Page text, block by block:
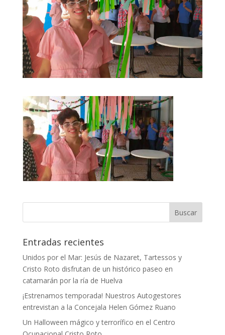
Entradas recientes
Unidos por el Mar: Jesús de Nazaret, Tartessos y
Cristo Roto disfrutan de un histórico paseo en
catamarán por la ría de Huelva
¡Estrenamos temporada! Nuestros Autogestores
entrevistan a la Concejala Helen Gómez Ruano
Un Halloween mágico y terrorífico en el Centro